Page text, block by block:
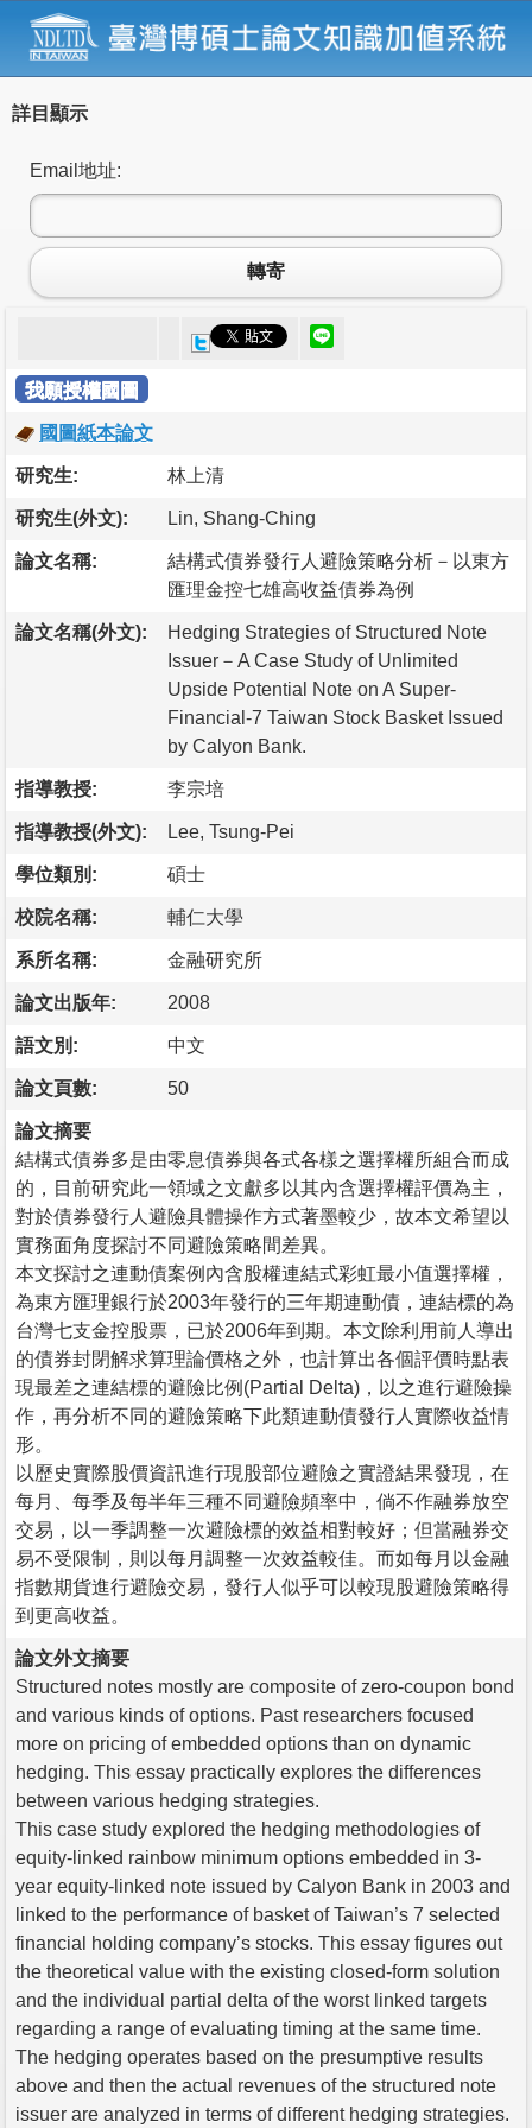
詳目顯示
Email地址:
轉寄
我願授權國圖
國圖紙本論文
研究生: 林上清
研究生(外文): Lin, Shang-Ching
論文名稱:
結構式債券發行人避險策略分析－以東方
匯理金控七雄高收益債券為例
論文名稱(外文):
Hedging Strategies of Structured Note
Issuer－A Case Study of Unlimited
Upside Potential Note on A Super-
Financial-7 Taiwan Stock Basket Issued
by Calyon Bank.
指導教授: 李宗培
指導教授(外文): Lee, Tsung-Pei
學位類別: 碩士
校院名稱: 輔仁大學
系所名稱: 金融研究所
論文出版年: 2008
語文別: 中文
論文頁數: 50
論文摘要
結構式債券多是由零息債券與各式各樣之選擇權所組合而成
的，目前研究此一領域之文獻多以其內含選擇權評價為主，
對於債券發行人避險具體操作方式著墨較少，故本文希望以
實務面角度探討不同避險策略間差異。
本文探討之連動債案例內含股權連結式彩虹最小值選擇權，
為東方匯理銀行於2003年發行的三年期連動債，連結標的為
台灣七支金控股票，已於2006年到期。本文除利用前人導出
的債券封閉解求算理論價格之外，也計算出各個評價時點表
現最差之連結標的避險比例(Partial Delta)，以之進行避險操
作，再分析不同的避險策略下此類連動債發行人實際收益情
形。
以歷史實際股價資訊進行現股部位避險之實證結果發現，在
每月、每季及每半年三種不同避險頻率中，倘不作融券放空
交易，以一季調整一次避險標的效益相對較好；但當融券交
易不受限制，則以每月調整一次效益較佳。而如每月以金融
指數期貨進行避險交易，發行人似乎可以較現股避險策略得
到更高收益。
論文外文摘要
Structured notes mostly are composite of zero-coupon bond
and various kinds of options. Past researchers focused
more on pricing of embedded options than on dynamic
hedging. This essay practically explores the differences
between various hedging strategies.
This case study explored the hedging methodologies of
equity-linked rainbow minimum options embedded in 3-
year equity-linked note issued by Calyon Bank in 2003 and
linked to the performance of basket of Taiwan’s 7 selected
financial holding company’s stocks. This essay figures out
the theoretical value with the existing closed-form solution
and the individual partial delta of the worst linked targets
regarding a range of evaluating timing at the same time.
The hedging operates based on the presumptive results
above and then the actual revenues of the structured note
issuer are analyzed in terms of different hedging strategies.